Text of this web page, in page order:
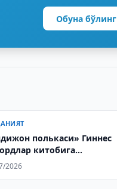
Обуна бўлинг
полькаси» Гиннес
китобига
учун 730 млн сўм
2026